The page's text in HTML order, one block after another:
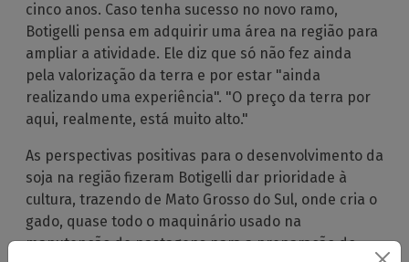
cinco anos. Caso tenha sucesso no novo ramo,
Botigelli pensa em adquirir uma área na região para
ampliar a atividade. Ele diz que só não fez ainda
pela valorização da terra e por estar "ainda
realizando uma experiência". "O preço da terra por
aqui, realmente, está muito alto."
As perspectivas positivas para o desenvolvimento da
soja na região fizeram Botigelli dar prioridade à
cultura, trazendo de Mato Grosso do Sul, onde cria o
gado, quase todo o maquinário usado na
manutenção de pastagens para a preparação do